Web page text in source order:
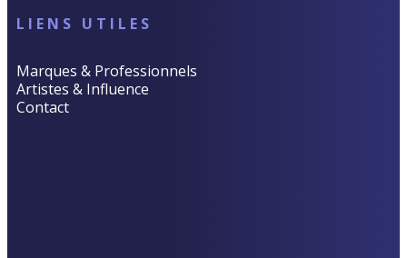
LIENS UTILES
Marques & Professionnels
Artistes & Influence
Contact